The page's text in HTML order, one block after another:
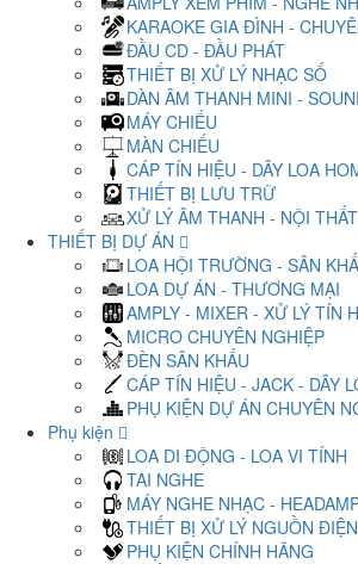
KARAOKE GIA ĐÌNH -
ĐẦU CD - ĐẦU PHÁT
THIẾT BỊ XỬ LÝ NHẠC SỐ
DÀN ÂM THANH MINI -
MÁY CHIẾU
MÀN CHIẾU
CÁP TÍN HIỆU - DÂY LOA
THIẾT BỊ LƯU TRỮ
XỬ LÝ ÂM THANH - NỘI THẤT
THIẾT BỊ DỰ ÁN
LOA HỘI TRƯỜNG - SÂN
LOA DỰ ÁN - THƯƠNG MẠI
AMPLY - MIXER - XỬ LÝ TÍN
MICRO CHUYÊN NGHIỆP
ĐÈN SÂN KHẤU
CÁP TÍN HIỆU - JACK - DÂY
PHỤ KIỆN DỰ ÁN CHUYÊN
Phụ kiện
LOA DI ĐỘNG - LOA VI TÍNH
TAI NGHE
MÁY NGHE NHẠC -
THIẾT BỊ XỬ LÝ NGUỒN ĐIỆN
PHỤ KIỆN CHÍNH HÃNG